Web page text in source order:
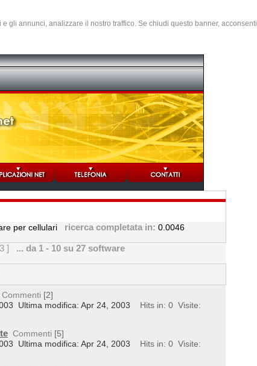
gli annunci, analizzare il nostro traffico. Se chiudi questo banner, acconsenti
per cellulari ricerca completata in:0.0046
] ... da 1 - 10 su 27 software
Commenti [2]
Ultima modifica: Apr 24, 2003 Hits in: 0 Visite:
Commenti [5]
Ultima modifica: Apr 24, 2003 Hits in: 0 Visite: